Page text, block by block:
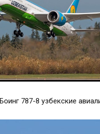
Боинг 787-8 узбекские